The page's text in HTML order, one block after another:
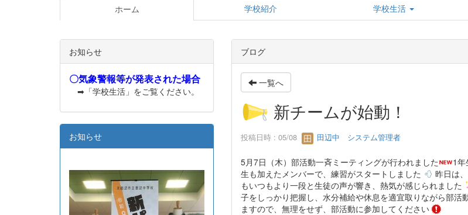
ホーム 学校紹介 学校生活
ブログ
一覧へ
新チームが始動！
投稿日時 : 05/08 田辺中 システム管理者
5月7日（木）部活動一斉ミーティングが行われました 1
生も加えたメンバーで、練習がスタートしました
昨日は
もいつもより一段と生徒の声が響き、熱気が感じられました
子をしっかり把握し、水分補給や休息を適宜取りながら部活
ますので、無理をせず、部活動に参加してください
お知らせ
〇気象警報等が発表された場合
➡「学校生活」をご覧ください。
お知らせ